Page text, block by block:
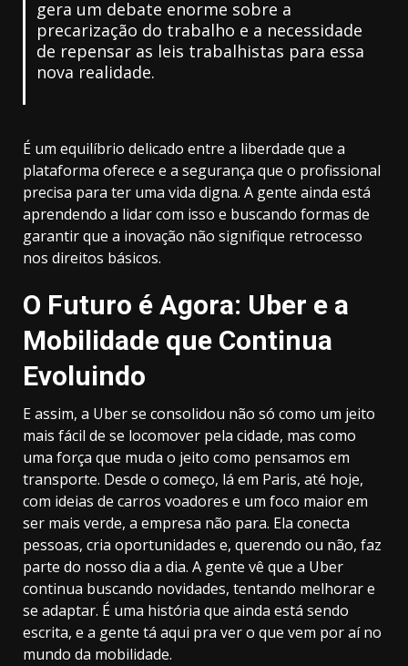
gera um debate enorme sobre a
precarização do trabalho e a necessidade
de repensar as leis trabalhistas para essa
nova realidade.
É um equilíbrio delicado entre a liberdade que a
plataforma oferece e a segurança que o profissional
precisa para ter uma vida digna. A gente ainda está
aprendendo a lidar com isso e buscando formas de
garantir que a inovação não signifique retrocesso
nos direitos básicos.
O Futuro é Agora: Uber e a
Mobilidade que Continua
Evoluindo
E assim, a Uber se consolidou não só como um jeito
mais fácil de se locomover pela cidade, mas como
uma força que muda o jeito como pensamos em
transporte. Desde o começo, lá em Paris, até hoje,
com ideias de carros voadores e um foco maior em
ser mais verde, a empresa não para. Ela conecta
pessoas, cria oportunidades e, querendo ou não, faz
parte do nosso dia a dia. A gente vê que a Uber
continua buscando novidades, tentando melhorar e
se adaptar. É uma história que ainda está sendo
escrita, e a gente tá aqui pra ver o que vem por aí no
mundo da mobilidade.